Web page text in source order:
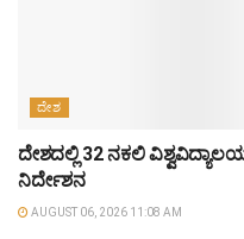
ದೇಶ
ದೇಶದಲ್ಲಿ 32 ನಕಲಿ
ನಿರ್ದೇಶನ
AUGUST 06, 2026 11:08 AM